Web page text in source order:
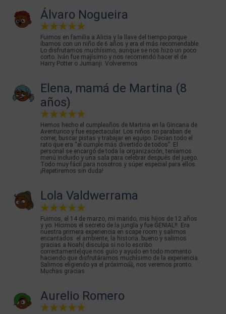
Álvaro Nogueira
Fuimos en familia a Alicia y la llave del tiempo porque
íbamos con un niño de 6 años y era el más recomendable.
Lo disfrutamos muchísimo, aunque se nos hizo un poco
corto. Iván fue majísimo y nos recomendó hacer el de
Harry Potter o Jumanji. Volveremos
Elena, mamá de Martina (8
años)
Hemos hecho el cumpleaños de Martina en la Gincana de
Aventurico y fue espectacular. Los niños no paraban de
correr, buscar pistas y trabajar en equipo. Decían todo el
rato que era “el cumple más divertido de todos”. El
personal se encargó de toda la organización, teníamos
menú incluido y una sala para celebrar después del juego.
Todo muy fácil para nosotros y súper especial para ellos.
¡Repetiremos sin duda!
Lola Valdwerrama
Fuimos, el 14 de marzo, mi marido, mis hijos de 12 años
y yo. Hicimos el secreto de la jungla y fue GENIAL!!. Era
nuestra primera experiencia en scape room y salimos
encantados: el ambiente, la historia..bueno y salimos
gracias a Noah( disculpa si no lo escribo
correctamente)que nos guío y ayudo en todo momento
haciendo que disfrutáramos muchísimo de la experiencia.
Salimos eligiendo ya el próximo🤗, nos veremos pronto.
Muchas gracias
Aurelio Romero